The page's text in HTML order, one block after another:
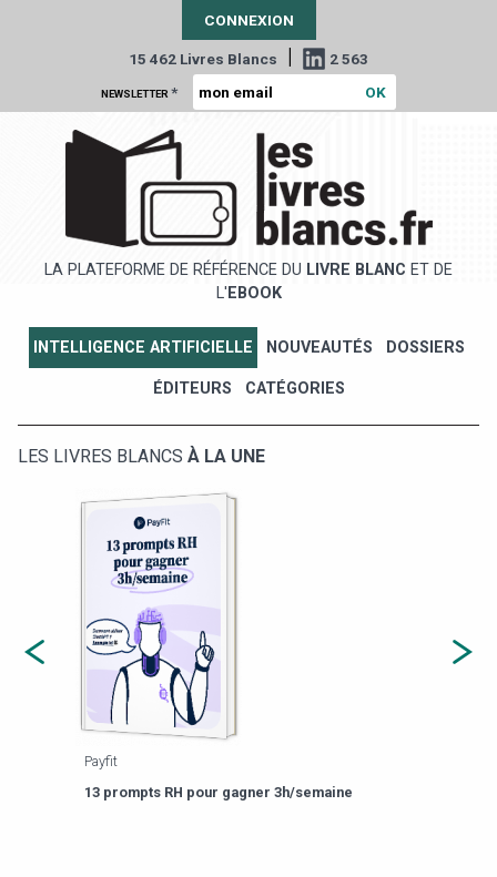
CONNEXION
15 462 Livres Blancs | 2 563
NEWSLETTER *
LA PLATEFORME DE RÉFÉRENCE DU LIVRE BLANC ET DE
L' EBOOK
INTELLIGENCE ARTIFICIELLE NOUVEAUTÉS DOSSIERS
ÉDITEURS CATÉGORIES
LES LIVRES BLANCS À LA UNE
Payfit
13 prompts RH pour gagner 3h/semaine